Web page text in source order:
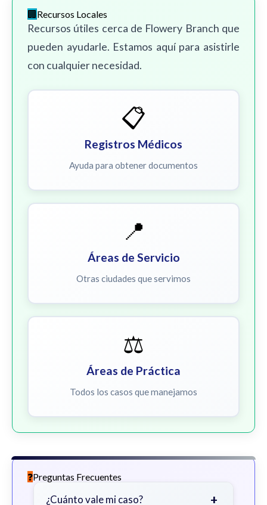
Recursos Locales
Recursos útiles cerca de Flowery Branch que
pueden ayudarle. Estamos aquí para asistirle
con cualquier necesidad.
📋
Registros Médicos
Ayuda para obtener documentos
📍
Áreas de Servicio
Otras ciudades que servimos
⚖️
Áreas de Práctica
Todos los casos que manejamos
Preguntas Frecuentes
¿Cuánto vale mi caso? +